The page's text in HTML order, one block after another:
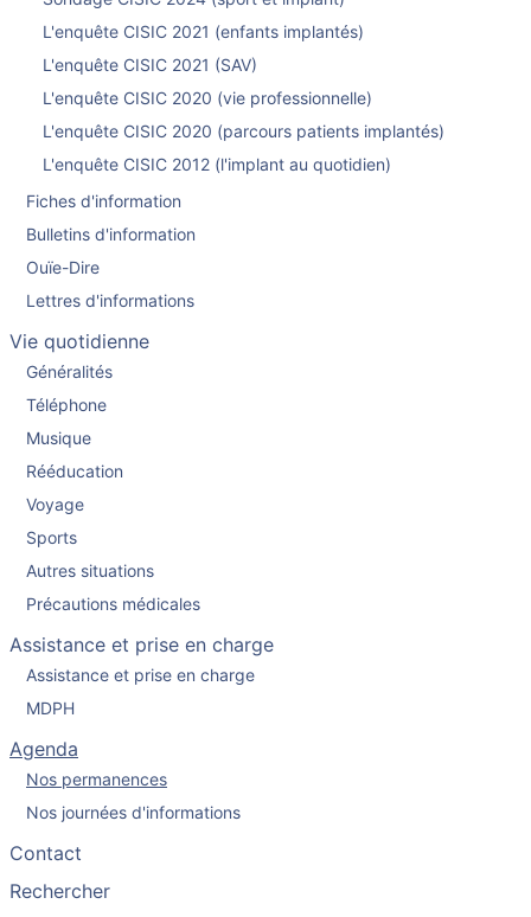
L'enquête CISIC 2021 (enfants implantés)
L'enquête CISIC 2021 (SAV)
L'enquête CISIC 2020 (vie professionnelle)
L'enquête CISIC 2020 (parcours patients implantés)
L'enquête CISIC 2012 (l'implant au quotidien)
Fiches d'information
Bulletins d'information
Ouïe-Dire
Lettres d'informations
Vie quotidienne
Généralités
Téléphone
Musique
Rééducation
Voyage
Sports
Autres situations
Précautions médicales
Assistance et prise en charge
Assistance et prise en charge
MDPH
Agenda
Nos permanences
Nos journées d'informations
Contact
Rechercher